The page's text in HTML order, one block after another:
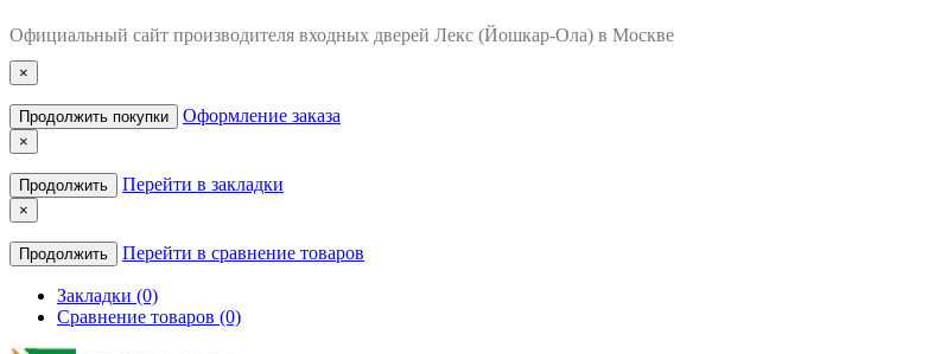
Официальный сайт производителя входных дверей Лекс (Йошкар-Ола) в Москве
×
Продолжить покупки Оформление заказа
×
Продолжить Перейти в закладки
×
Продолжить Перейти в сравнение товаров
Закладки (0)
Сравнение товаров (0)